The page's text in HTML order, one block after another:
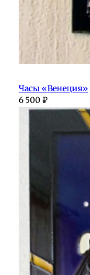
Часы «Венеция»
6 500 ₽